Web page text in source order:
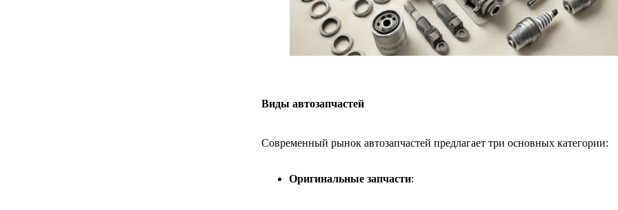
Виды автозапчастей
Современный рынок автозапчастей предлагает три основных категории:
Оригинальные запчасти: